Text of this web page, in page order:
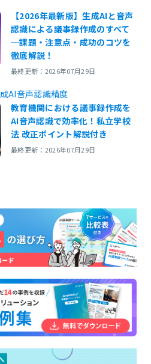
【2026年最新版】生成AIと音声
認識による議事録作成のすべて
─課題・注意点・成功のコツを
徹底解説！
最終更新：2026年07月29日
AI音声認識精度
教育機関における議事録作成を
AI音声認識で効率化！私立学校
法 改正ポイント解説付き
最終更新：2026年07月29日